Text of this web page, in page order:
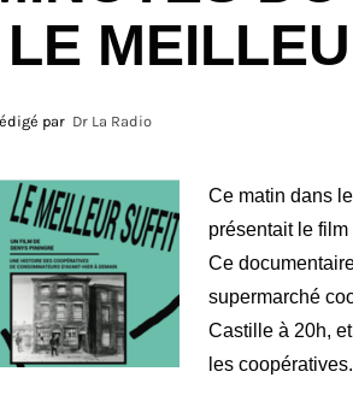
par Dr La Radio
Ce matin dans
présentait le
Ce
supermarché
Castille à 20h,
les coopératives.